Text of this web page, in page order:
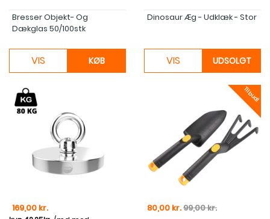
Bresser Objekt- Og
Dækglas 50/100stk
VIS KØB
Dinosaur Æg - Udklæk - Stor
VIS UDSOLGT
Pris
169,00 kr.
Tilbud!
Pris
80,00 kr.Normal pris
99,00 kr.